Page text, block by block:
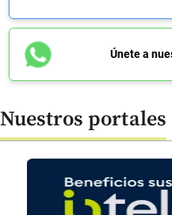
Únete a
Nuestros portales